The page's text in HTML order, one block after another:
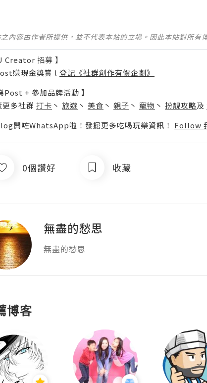
內容由作者所提供，並不代表本站的立場。因此本站對所
Creator 招募 】
賺現金獎賞 l 登記《社群創作有價企劃》
Post + 參加品牌活動 】
更多社群 打卡 丶 旅遊 丶 美食 丶 親子 丶 寵物 丶 扮靚攻略及
開咗WhatsApp啦！發掘更多吃喝玩樂資訊！ Follow
0個讚好 收藏
無盡的愁思
博客